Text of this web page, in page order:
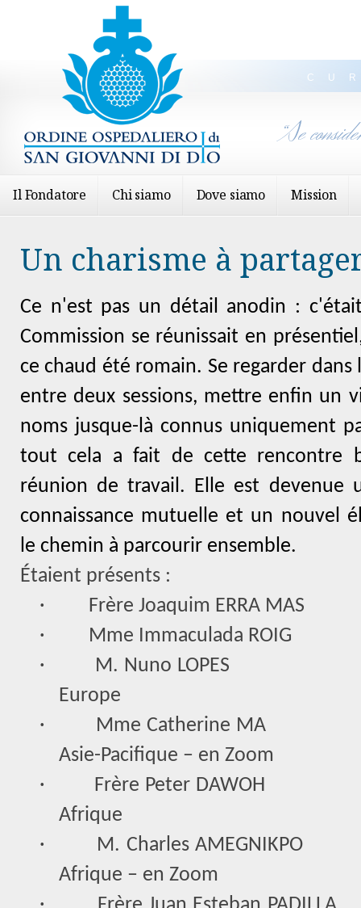
Il Fondatore Chi siamo Dove siamo Mission
“Se
Un charisme à
Ce n'est pas un détail anodin :
Commission se réunissait en
ce chaud été romain. Se regarder dans
entre deux sessions, mettre enfin un
noms jusque-là connus uniquement
tout cela a fait de cette rencontre
réunion de travail. Elle est devenue
connaissance mutuelle et un nouvel
le chemin à parcourir ensemble.
Étaient présents :
·
Frère Joaquim ERRA MAS
·
Mme Immaculada ROIG
·
M. Nuno LOPES
Europe
·
Mme Catherine MA
Asie-Pacifique – en Zoom
·
Frère Peter DAWOH
Afrique
·
M. Charles AMEGNIKPO
Afrique – en Zoom